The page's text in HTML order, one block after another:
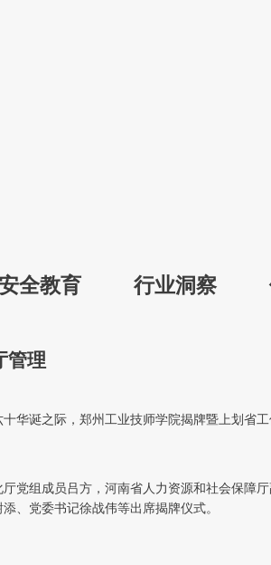
全教育 行业洞察
管理
华诞之际，郑州工业技师学院揭牌暨上划省工
党组成员吕方，河南省人力资源和社会保障
、党委书记徐战伟等出席揭牌仪式。